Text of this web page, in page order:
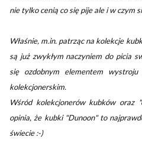
nie tylko cenią co się pije ale i w czym
Właśnie, m.in. patrząc na kolekcje
są już zwykłym naczyniem do picia
się ozdobnym elementem
kolekcjonerskim.
Wśród kolekcjonerów kubków oraz
opinia, że kubki "Dunoon" to
świecie :-)